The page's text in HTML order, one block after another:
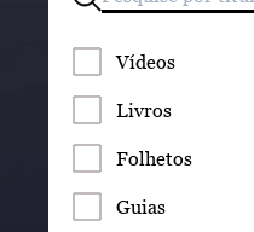
Vídeos
Livros
Folhetos
Guias